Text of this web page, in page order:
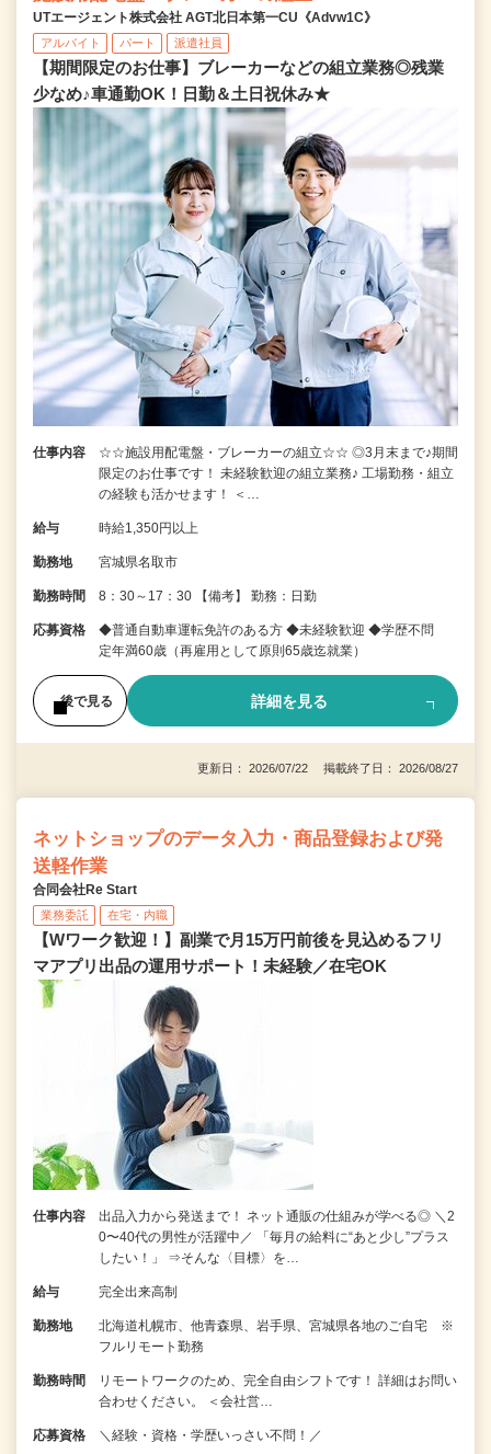
UTエージェント株式会社 AGT北日本第一CU《Advw1C》
アルバイト パート 派遣社員
【期間限定のお仕事】ブレーカーなどの組立業務◎残業
少なめ♪車通勤OK！日勤＆土日祝休み★
仕事内容
☆☆施設用配電盤・ブレーカーの組立☆☆ ◎3月末まで♪期間
限定のお仕事です！ 未経験歓迎の組立業務♪ 工場勤務・組立
の経験も活かせます！ ＜…
給与 時給1,350円以上
勤務地 宮城県名取市
勤務時間 8：30～17：30 【備考】 勤務：日勤
応募資格
◆普通自動車運転免許のある方 ◆未経験歓迎 ◆学歴不問
定年満60歳（再雇用として原則65歳迄就業）
後で見る 詳細を見る
更新日： 2026/07/22 掲載終了日： 2026/08/27
ネットショップのデータ入力・商品登録および発
送軽作業
合同会社Re Start
業務委託 在宅・内職
【Wワーク歓迎！】副業で月15万円前後を見込めるフリ
マアプリ出品の運用サポート！未経験／在宅OK
仕事内容
出品入力から発送まで！ ネット通販の仕組みが学べる◎ ＼2
0〜40代の男性が活躍中／ 「毎月の給料に“あと少し”プラス
したい！」 ⇒そんな〈目標〉を…
給与 完全出来高制
勤務地
北海道札幌市、他青森県、岩手県、宮城県各地のご自宅 ※
フルリモート勤務
勤務時間
リモートワークのため、完全自由シフトです！ 詳細はお問い
合わせください。 ＜会社営…
応募資格 ＼経験・資格・学歴いっさい不問！／